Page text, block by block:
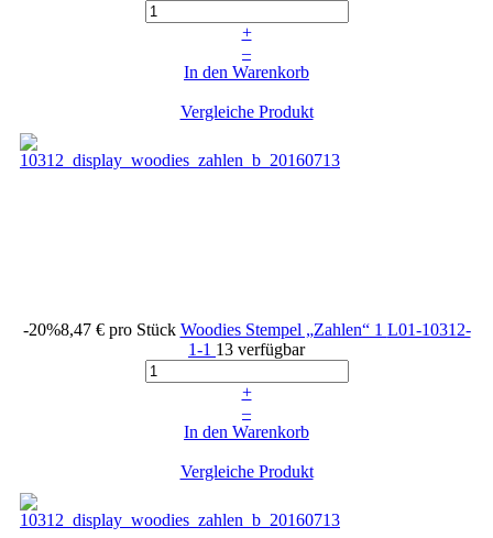
+
–
In den Warenkorb
Vergleiche Produkt
-20%8,47 € pro Stück Woodies Stempel „Zahlen“ 1 L01-10312-
1-1 13 verfügbar
+
–
In den Warenkorb
Vergleiche Produkt